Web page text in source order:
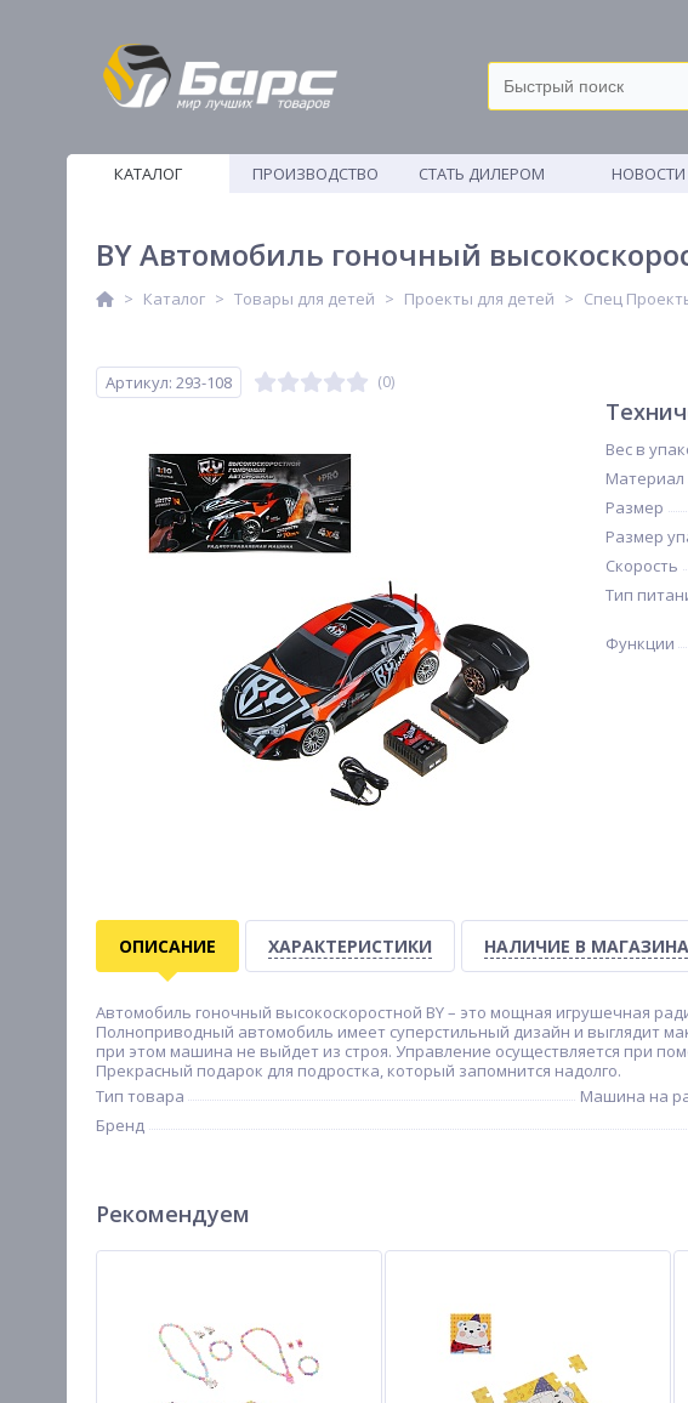
КАТАЛОГ
ПРОИЗВОДСТВО
СТАТЬ ДИЛЕРОМ НОВОСТИ
BY Автомобиль гоночный
Каталог Товары для детей Проекты для детей Спец
Артикул: 293-108 (0)
Вес в
Материал
Размер
Размер
Скорость
Тип
Функции
ОПИСАНИЕ ХАРАКТЕРИСТИКИ НАЛИЧИЕ В
Автомобиль гоночный высокоскоростной BY – это мощная игрушечная
Полноприводный автомобиль имеет суперстильный дизайн и выглядит
при этом машина не выйдет из строя. Управление осуществляется при
Прекрасный подарок для подростка, который запомнится надолго.
Тип товара
Машина на
Бренд
Рекомендуем